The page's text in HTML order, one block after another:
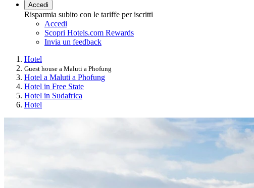
Accedi
Risparmia subito con le tariffe per iscritti
Accedi
Scopri Hotels.com Rewards
Invia un feedback
Hotel
Guest house a Maluti a Phofung
Hotel a Maluti a Phofung
Hotel in Free State
Hotel in Sudafrica
Hotel